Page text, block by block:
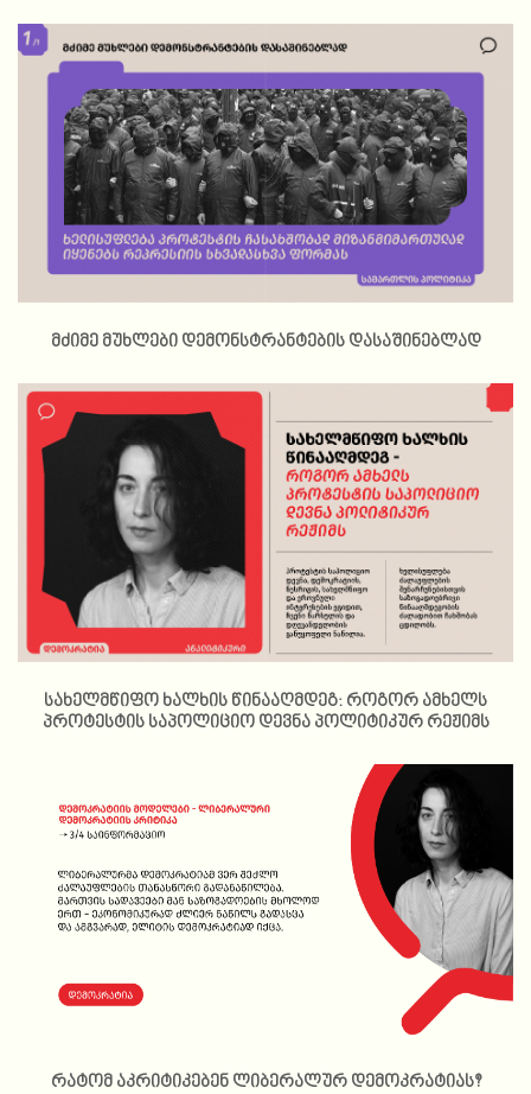
მძიმე მუხლები დემონსტრანტების დასაშინებლად
სახელმწიფო ხალხის წინააღმდეგ: როგორ ამხელს
პროტესტის საპოლიციო დევნა პოლიტიკურ რეჟიმს
რატომ აკრიტიკებენ ლიბერალურ დემოკრატიას?